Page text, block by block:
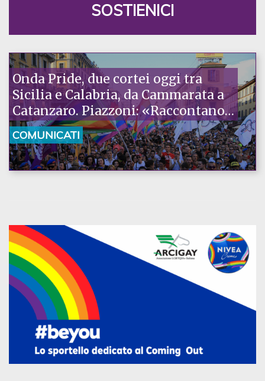
SOSTIENICI
Onda Pride, due cortei oggi tra
Sicilia e Calabria, da Cammarata a
Catanzaro. Piazzoni: «Raccontano
la nostra ostinazione»
COMUNICATI